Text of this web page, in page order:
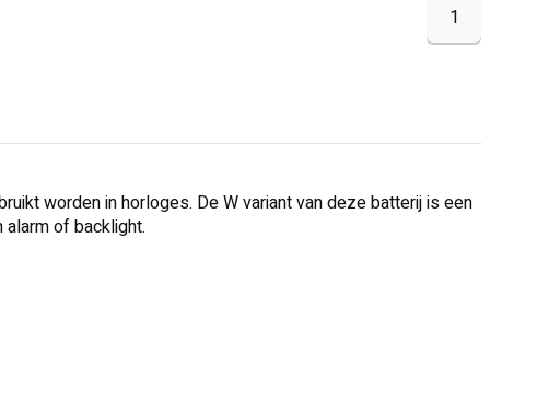
1
worden in horloges. De W variant van deze batterij is een
of backlight.